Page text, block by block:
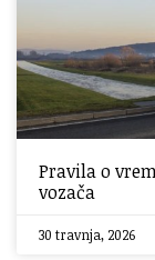
Pravila o
vozača
30 travnja, 2026